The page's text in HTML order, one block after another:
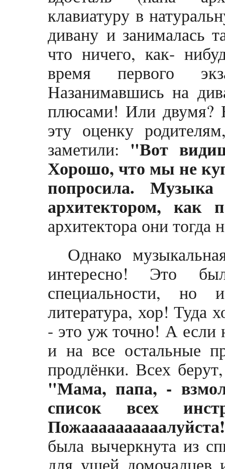
клавиатуру в
дивану и занималась
что ничего, как-
время первого
Назанимавшись на
плюсами! Или двумя?
эту оценку
заметили: "Вот
Хорошо, что мы не
попросила.
архитектором, как
архитектора они тогда
Однако
интересно! Это
специальности, но
литература, хор! Туда
- это уж точно! А если
и на все остальные
продлёнки. Всех
"Мама, папа, -
список всех
Пожаааааааааалуйста!
была вычеркнута из